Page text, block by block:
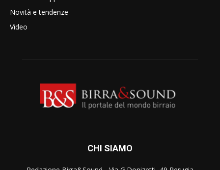
Novità e tendenze
Video
CHI SIAMO